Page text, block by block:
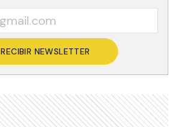
RECIBIR NEWSLETTER